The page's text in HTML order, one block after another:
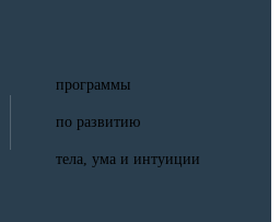
программы
по развитию
тела, ума и интуиции